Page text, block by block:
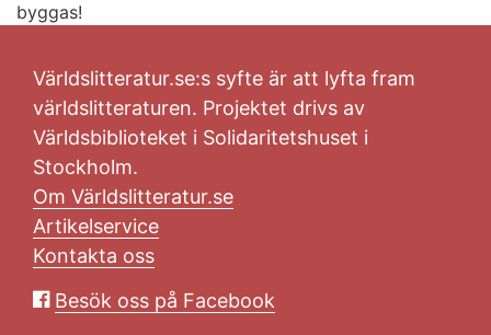
byggas!
Världslitteratur.se:s syfte är att lyfta fram
världslitteraturen. Projektet drivs av
Världsbiblioteket i Solidaritetshuset i
Stockholm.
Om Världslitteratur.se
Artikelservice
Kontakta oss
Besök oss på Facebook